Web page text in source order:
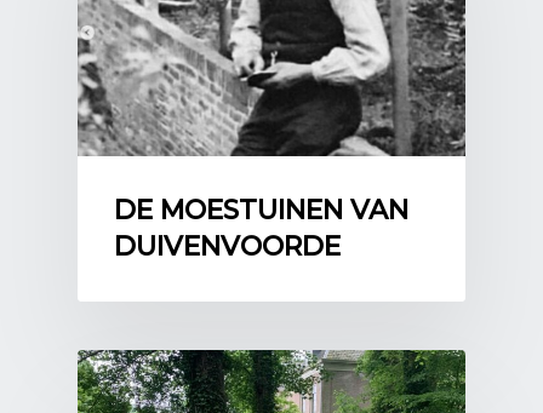
DE MOESTUINEN VAN
DUIVENVOORDE